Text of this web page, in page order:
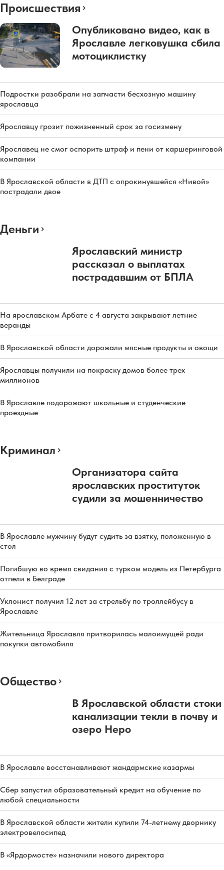
Происшествия
Опубликовано видео, как в
Ярославле легковушка сбила
мотоциклистку
Подростки разобрали на запчасти бесхозную машину
ярославца
Ярославцу грозит пожизненный срок за госизмену
Ярославец не смог оспорить штраф и пени от каршеринговой
компании
В Ярославской области в ДТП с опрокинувшейся «Нивой»
пострадали двое
Деньги
Ярославский министр
рассказал о выплатах
пострадавшим от БПЛА
На ярославском Арбате с 4 августа закрывают летние
веранды
В Ярославской области дорожали мясные продукты и овощи
Ярославцы получили на покраску домов более трех
миллионов
В Ярославле подорожают школьные и студенческие
проездные
Криминал
Организатора сайта
ярославских проституток
судили за мошенничество
В Ярославле мужчину будут судить за взятку, положенную в
стол
Погибшую во время свидания с турком модель из Петербурга
отпели в Белграде
Уклонист получил 12 лет за стрельбу по троллейбусу в
Ярославле
Жительница Ярославля притворилась малоимущей ради
покупки автомобиля
Общество
В Ярославской области стоки
канализации текли в почву и
озеро Неро
В Ярославле восстанавливают жандармские казармы
Сбер запустил образовательный кредит на обучение по
любой специальности
В Ярославской области жители купили 74-летнему дворнику
электровелосипед
В «Ярдормосте» назначили нового директора